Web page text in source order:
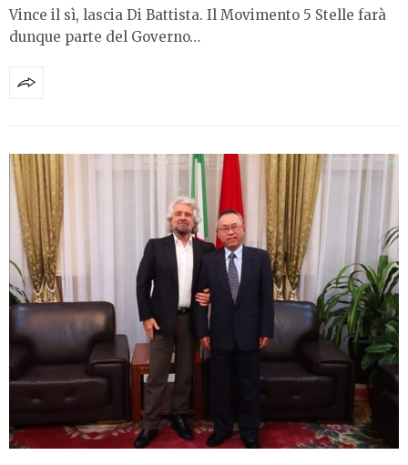
Vince il sì, lascia Di Battista. Il Movimento 5 Stelle farà
dunque parte del Governo…